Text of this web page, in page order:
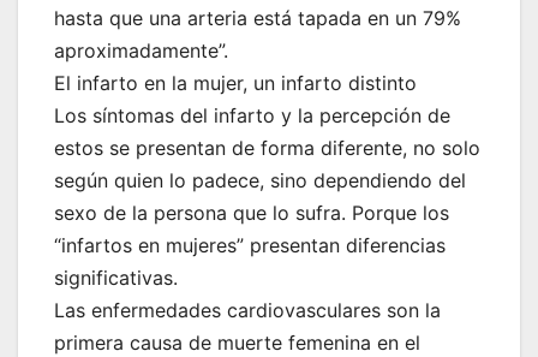
hasta que una arteria está tapada en un 79%
aproximadamente”.
El infarto en la mujer, un infarto distinto
Los síntomas del infarto y la percepción de
estos se presentan de forma diferente, no solo
según quien lo padece, sino dependiendo del
sexo de la persona que lo sufra. Porque los
“infartos en mujeres” presentan diferencias
significativas.
Las enfermedades cardiovasculares son la
primera causa de muerte femenina en el